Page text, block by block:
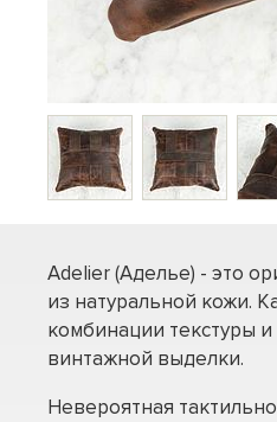
Adelier (Аделье) - это
из натуральной кожи.
комбинации текстуры
винтажной выделки.
Невероятная